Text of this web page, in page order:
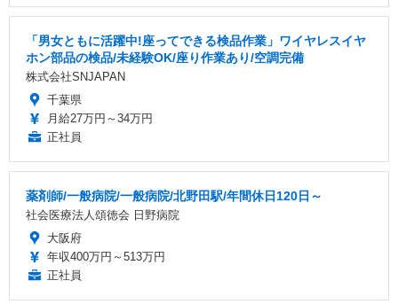
「男女ともに活躍中!座ってできる検品作業」ワイヤレスイヤ
ホン部品の検品/未経験OK/座り作業あり/空調完備
株式会社SNJAPAN
千葉県
月給27万円～34万円
正社員
薬剤師/一般病院/一般病院/北野田駅/年間休日120日～
社会医療法人頌徳会 日野病院
大阪府
年収400万円～513万円
正社員